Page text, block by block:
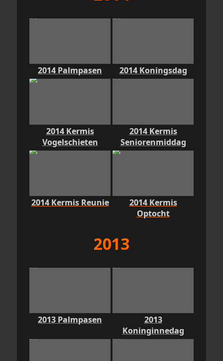
2014 Palmpasen 2014 Koningsdag
2014 Kermis
Vogelschieten
2014 Kermis
Seniorenmiddag
2014 Kermis Reunie
2014 Kermis
Optocht
2013
2013 Palmpasen
2013
Koninginnedag